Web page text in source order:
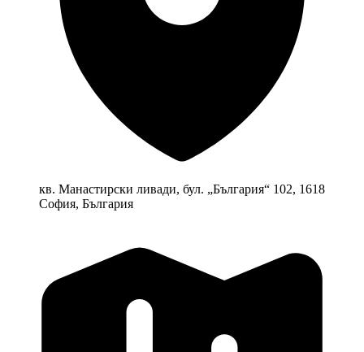
кв. Манастирски ливади, бул. „България“ 102, 1618
София, България